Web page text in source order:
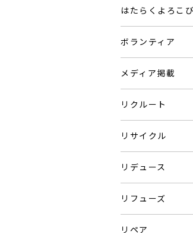
はたらくよろこ
ボランティア
メディア掲載
リクルート
リサイクル
リデュース
リフューズ
リペア